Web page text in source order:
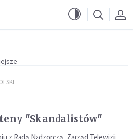
"Skandalistów"
z Radą Nadzorczą, Zarząd Telewizji